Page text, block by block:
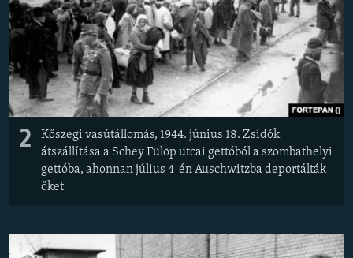
2
Kőszegi vasútállomás, 1944. június 18. Zsidók
átszállítása a Schey Fülöp utcai gettóból a szombathelyi
gettóba, ahonnan július 4-én Auschwitzba deportálták
őket